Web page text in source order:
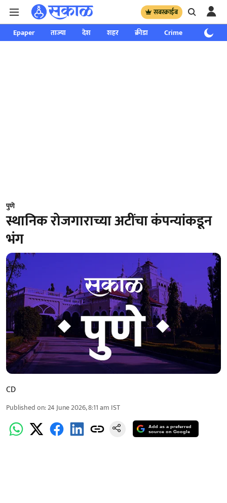
सबस्क्राईब
Epaper ताज्या देश शहर क्रीडा Crime साप्ताहिक
पुणे
स्थानिक रोजगाराच्या अटींचा कंपन्यांकडून
भंग
CD
Published on:24 June 2026, 8:11 am IST
Add as a preferred
source on Google